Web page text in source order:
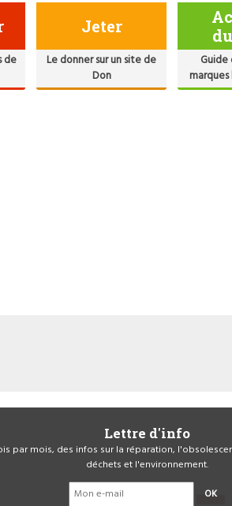
de
Jeter
Le donner sur un site de
Don
marques
Lettre d'info
par mois, des infos sur la réparation,
déchets et l'environnement.
OK